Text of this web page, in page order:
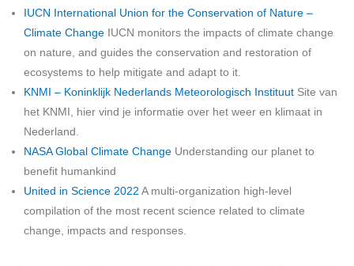
IUCN International Union for the Conservation of Nature –
Climate Change IUCN monitors the impacts of climate change
on nature, and guides the conservation and restoration of
ecosystems to help mitigate and adapt to it.
KNMI – Koninklijk Nederlands Meteorologisch Instituut Site van
het KNMI, hier vind je informatie over het weer en klimaat in
Nederland.
NASA Global Climate Change Understanding our planet to
benefit humankind
United in Science 2022 A multi-organization high-level
compilation of the most recent science related to climate
change, impacts and responses.